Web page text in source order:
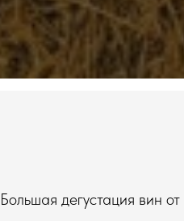
Большая дегустация вин от